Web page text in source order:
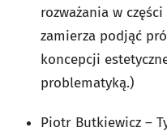
rozważania w
zamierza podjąć
koncepcji
problematyką.)
Piotr Butkiewicz –